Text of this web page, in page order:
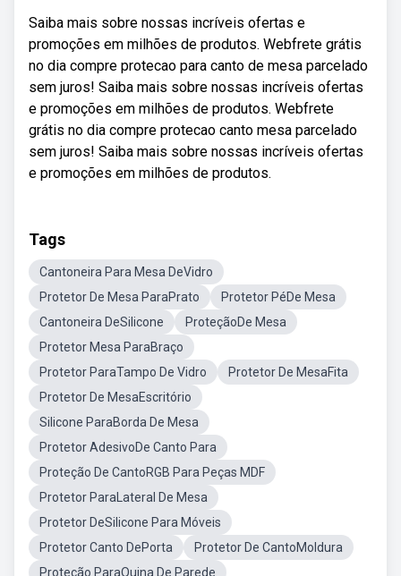
Saiba mais sobre nossas incríveis ofertas e
promoções em milhões de produtos. Webfrete grátis
no dia compre protecao para canto de mesa parcelado
sem juros! Saiba mais sobre nossas incríveis ofertas
e promoções em milhões de produtos. Webfrete
grátis no dia compre protecao canto mesa parcelado
sem juros! Saiba mais sobre nossas incríveis ofertas
e promoções em milhões de produtos.
Tags
Cantoneira Para Mesa DeVidro
Protetor De Mesa ParaPrato
Protetor PéDe Mesa
Cantoneira DeSilicone
ProteçãoDe Mesa
Protetor Mesa ParaBraço
Protetor ParaTampo De Vidro
Protetor De MesaFita
Protetor De MesaEscritório
Silicone ParaBorda De Mesa
Protetor AdesivoDe Canto Para
Proteção De CantoRGB Para Peças MDF
Protetor ParaLateral De Mesa
Protetor DeSilicone Para Móveis
Protetor Canto DePorta
Protetor De CantoMoldura
Proteção ParaQuina De Parede